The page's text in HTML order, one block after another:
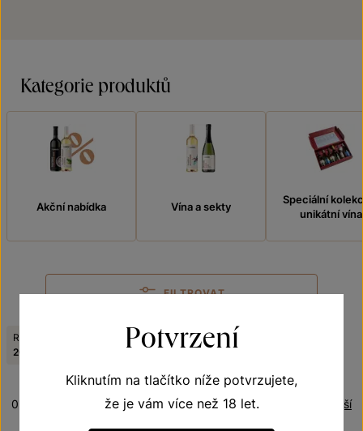
Kategorie produktů
Akční nabídka Vína a sekty
Speciální
unikátní vína
FILTROVAT
Ročník:
2022
Zrušit filtry
Nejnovější
Řazení:
0 produktů
Potvrzení
Kliknutím na tlačítko níže potvrzujete,
že je vám více než 18 let.